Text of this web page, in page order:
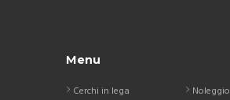
Menu
Cerchi in lega
Noleggio